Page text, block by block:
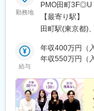
勤務地
PMO田町
望を考慮し決
【最寄り駅】
田町駅(東京都)
給与
年収400万円（
年収550万円（